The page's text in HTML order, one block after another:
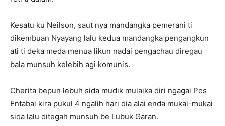
Kesatu ku Neilson, saut nya mandangka pemerani ti
dikembuan Nyayang lalu kedua mandangka pengangkun
ati ti deka meda menua likun nadai pengachau diregau
bala munsuh kelebih agi komunis.
Cherita bepun lebuh sida mudik mulaika diri ngagai Pos
Entabai kira pukul 4 ngalih hari dia alai enda mukai-mukai
sida lalu ditegah munsuh be Lubuk Garan.